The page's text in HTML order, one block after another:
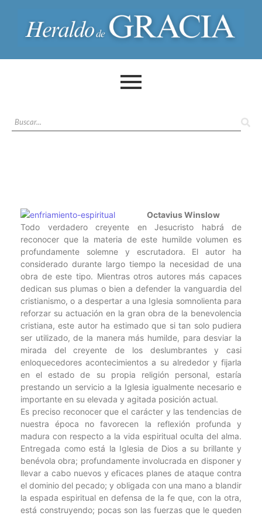
Octavius Winslow
Todo verdadero creyente en Jesucristo habrá de
reconocer que la materia de este humilde volumen es
profundamente solemne y escrutadora. El autor ha
considerado durante largo tiempo la necesidad de una
obra de este tipo. Mientras otros autores más capaces
dedican sus plumas o bien a defender la vanguardia del
cristianismo, o a despertar a una Iglesia somnolienta para
reforzar su actuación en la gran obra de la benevolencia
cristiana, este autor ha estimado que si tan solo pudiera
ser utilizado, de la manera más humilde, para desviar la
mirada del creyente de los deslumbrantes y casi
enloquecedores acontecimientos a su alrededor y fijarla
en el estado de su propia religión personal, estaría
prestando un servicio a la Iglesia igualmente necesario e
importante en su elevada y agitada posición actual.
Es preciso reconocer que el carácter y las tendencias de
nuestra época no favorecen la reflexión profunda y
madura con respecto a la vida espiritual oculta del alma.
Entregada como está la Iglesia de Dios a su brillante y
benévola obra; profundamente involucrada en disponer y
llevar a cabo nuevos y eficaces planes de ataque contra
el dominio del pecado; y obligada con una mano a blandir
la espada espiritual en defensa de la fe que, con la otra,
está construyendo; pocas son las fuerzas que le queden